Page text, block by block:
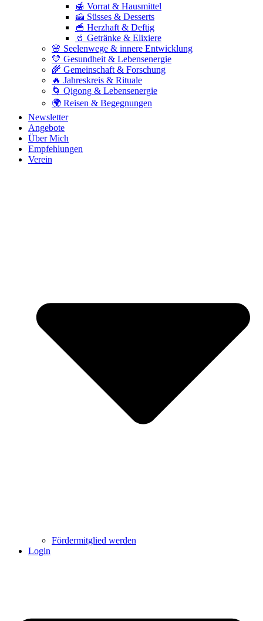
🍯 Vorrat & Hausmittel
🍰 Süsses & Desserts
🥣 Herzhaft & Deftig
🥤 Getränke & Elixiere
🌸 Seelenwege & innere Entwicklung
💛 Gesundheit & Lebensenergie
🌾 Gemeinschaft & Forschung
🔥 Jahreskreis & Rituale
🌀 Qigong & Lebensenergie
🌍 Reisen & Begegnungen
Newsletter
Angebote
Über Mich
Empfehlungen
Verein
Fördermitglied werden
Login